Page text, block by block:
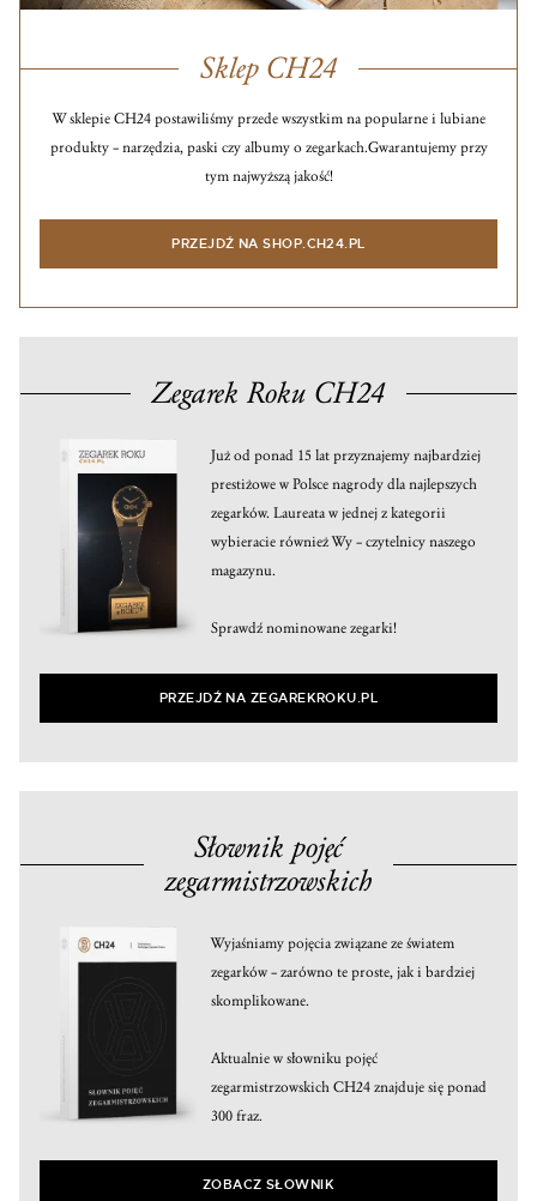
Sklep CH24
W sklepie CH24 postawiliśmy przede wszystkim na popularne i lubiane
produkty – narzędzia, paski czy albumy o zegarkach.Gwarantujemy przy
tym najwyższą jakość!
PRZEJDŹ NA SHOP.CH24.PL
Zegarek Roku CH24
Już od ponad 15 lat przyznajemy najbardziej
prestiżowe w Polsce nagrody dla najlepszych
zegarków. Laureata w jednej z kategorii
wybieracie również Wy – czytelnicy naszego
magazynu.
Sprawdź nominowane zegarki!
PRZEJDŹ NA ZEGAREKROKU.PL
Słownik pojęć
zegarmistrzowskich
Wyjaśniamy pojęcia związane ze światem
zegarków – zarówno te proste, jak i bardziej
skomplikowane.
Aktualnie w słowniku pojęć
zegarmistrzowskich CH24 znajduje się ponad
300 fraz.
ZOBACZ SŁOWNIK